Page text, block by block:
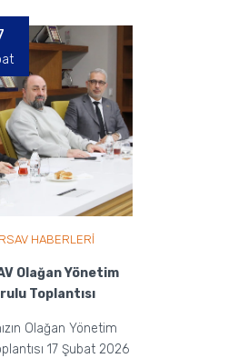
Ka...
HABERLERİ
Olağan Yönetim
Toplantısı
Olağan Yönetim
17 Şubat 2026